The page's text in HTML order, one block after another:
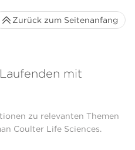
mit
zu relevanten Themen
Coulter Life Sciences.
Zurück zum Seitenanfang